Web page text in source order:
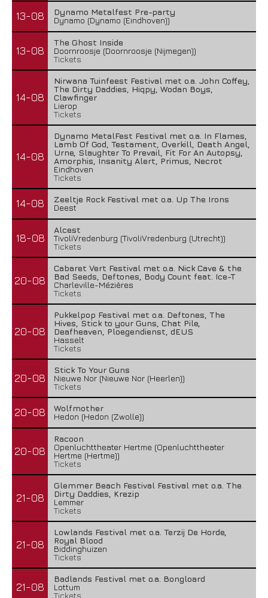
13-08
Dynamo Metalfest Pre-party
Dynamo (Dynamo (Eindhoven))
13-08
The Ghost Inside
Doornroosje (Doornroosje (Nijmegen))
Tickets
14-08
Nirwana Tuinfeest Festival met o.a. John Coffey,
The Dirty Daddies, Hiqpy, Wodan Boys,
Clawfinger
Lierop
Tickets
14-08
Dynamo MetalFest Festival met o.a. In Flames,
Lamb Of God, Testament, Overkill, Death Angel,
Urne, Slaughter To Prevail, Fit For An Autopsy,
Amorphis, Insanity Alert, Primus, Necrot
Eindhoven
Tickets
14-08
Zeeltje Rock Festival met o.a. Up The Irons
Deest
18-08
Alcest
TivoliVredenburg (TivoliVredenburg (Utrecht))
Tickets
20-08
Cabaret Vert Festival met o.a. Nick Cave & the
Bad Seeds, Deftones, Body Count feat. Ice-T
Charleville-Mézières
Tickets
20-08
Pukkelpop Festival met o.a. Deftones, The
Hives, Stick to your Guns, Chat Pile,
Deafheaven, Ploegendienst, dEUS
Hasselt
Tickets
20-08
Stick To Your Guns
Nieuwe Nor (Nieuwe Nor (Heerlen))
Tickets
20-08
Wolfmother
Hedon (Hedon (Zwolle))
20-08
Racoon
Openluchttheater Hertme (Openluchttheater
Hertme (Hertme))
Tickets
21-08
Glemmer Beach Festival Festival met o.a. The
Dirty Daddies, Krezip
Lemmer
Tickets
21-08
Lowlands Festival met o.a. Terzij De Horde,
Royal Blood
Biddinghuizen
Tickets
21-08
Badlands Festival met o.a. Bongloard
Lottum
Tickets